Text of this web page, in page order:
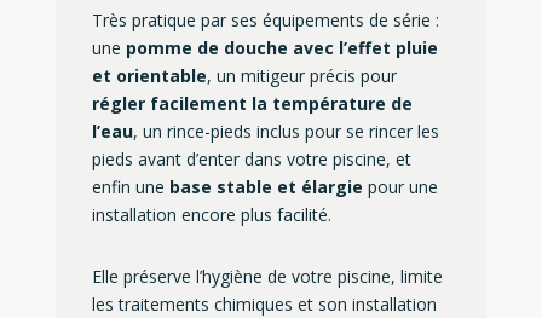
Très pratique par ses équipements de série :
une pomme de douche avec l’effet pluie
et orientable, un mitigeur précis pour
régler facilement la température de
l’eau, un rince-pieds inclus pour se rincer les
pieds avant d’enter dans votre piscine, et
enfin une base stable et élargie pour une
installation encore plus facilité.
Elle préserve l’hygiène de votre piscine, limite
les traitements chimiques et son installation